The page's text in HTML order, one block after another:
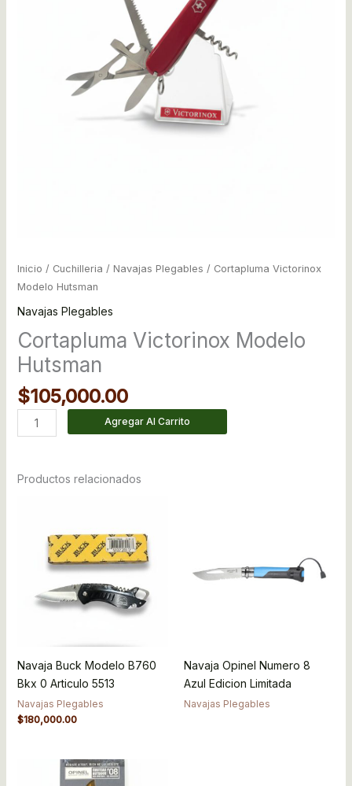
Inicio / Cuchilleria / Navajas Plegables / Cortapluma Victorinox
Modelo Hutsman
Navajas Plegables
Cortapluma Victorinox Modelo
Hutsman
$105,000.00
Agregar Al Carrito
Productos relacionados
Navaja Buck Modelo B760
Bkx 0 Articulo 5513
Navajas Plegables
$180,000.00
Navaja Opinel Numero 8
Azul Edicion Limitada
Navajas Plegables